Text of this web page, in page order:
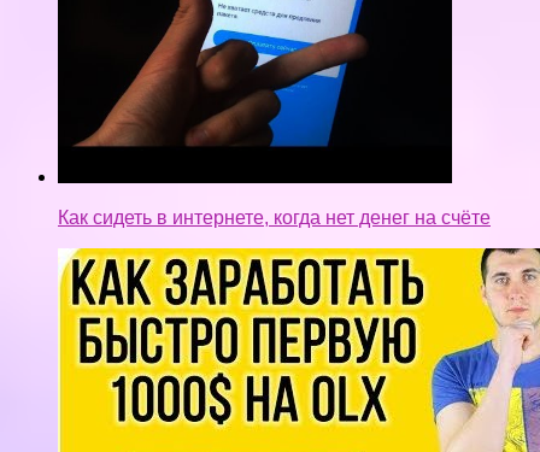
Как сидеть в интернете, когда нет денег на счёте